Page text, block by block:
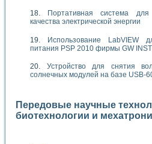
Портативная система
качества электрической энергии
Использование LabVIEW
питания PSP 2010 фирмы GW
Устройство для снятия
солнечных модулей на базе USB-
Передовые научные
биотехнологии и